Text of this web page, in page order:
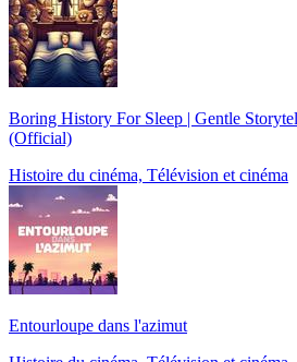
Boring History For Sleep | Gentle
(Official)
Histoire du cinéma, Télévision et cinéma
Entourloupe dans l'azimut